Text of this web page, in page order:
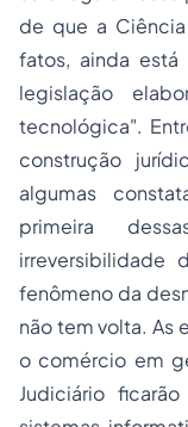
de que a
fatos, ainda
legislação
tecnológica".
construção
algumas
primeira
irreversibilidade
fenômeno da
não tem volta. As
o comércio em
Judiciário